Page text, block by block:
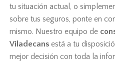
tu situación actual, o
sobre tus seguros, ponte en
mismo. Nuestro equipo de
Viladecans está a tu
mejor decisión con toda la